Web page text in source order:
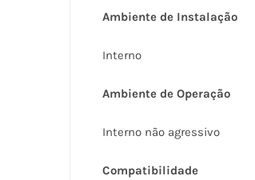
Ambiente de Instalação
Interno
Ambiente de Operação
Interno não agressivo
Compatibilidade